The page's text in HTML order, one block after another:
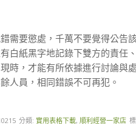
需要懲處，千萬不要覺得公告
白紙黑字地記錄下雙方的責任
時，才能有所依據進行討論與
人員，相同錯誤不可再犯。
分類: 實用表格下載, 順利經營一家店